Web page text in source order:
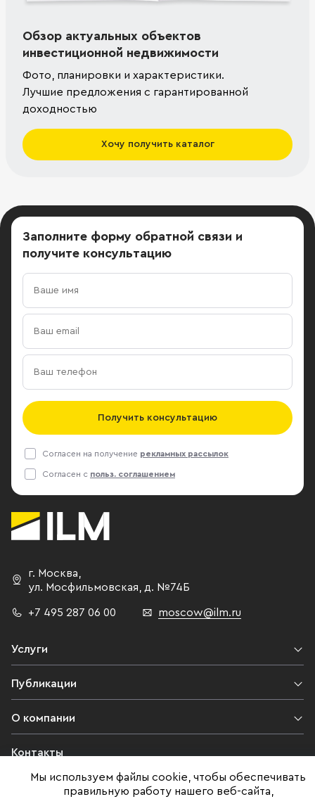
Обзор актуальных объектов
инвестиционной недвижимости
Фото, планировки и характеристики.
Лучшие предложения с гарантированной
доходностью
Хочу получить каталог
Заполните форму обратной связи и
получите консультацию
Получить консультацию
Согласен на получение рекламных рассылок
Согласен с польз. соглашением
г. Москва,
ул. Мосфильмовская, д. №74Б
+7 495 287 06 00 moscow@ilm.ru
Услуги
Публикации
О компании
Контакты
Юридическая информация
Мы используем файлы cookie, чтобы обеспечивать
правильную работу нашего веб-сайта,